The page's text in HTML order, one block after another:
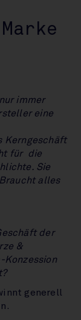
immer
eine
Kerngeschäft
für die
Sie
alles
der
&
Konzession
generell